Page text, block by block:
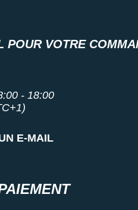
POUR VOTRE
- 18:00
E-MAIL